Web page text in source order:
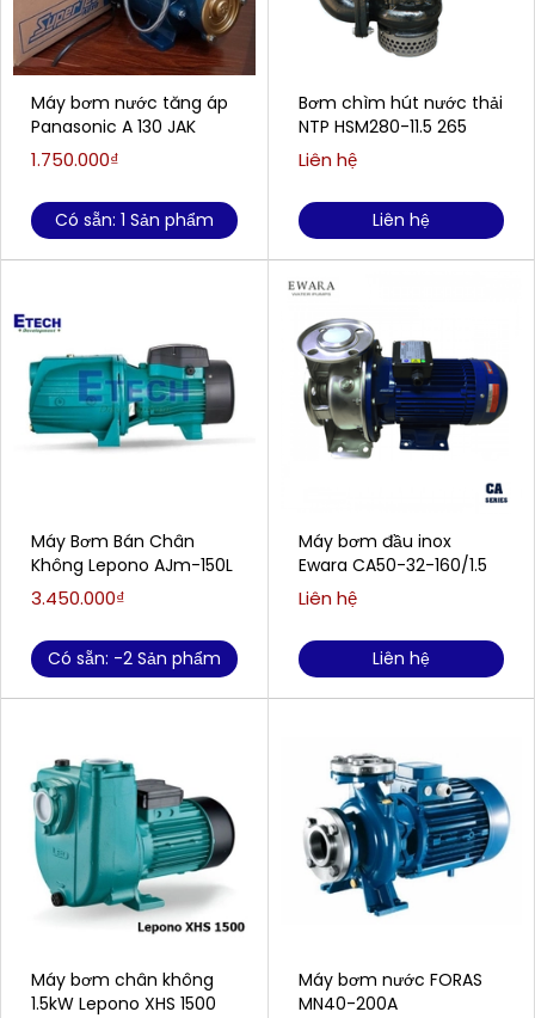
Máy bơm nước tăng áp
Panasonic A 130 JAK
1.750.000₫
Có sẵn: 1 Sản phẩm
Máy Bơm Bán Chân
Không Lepono AJm-150L
3.450.000₫
Có sẵn: -2 Sản phẩm
Máy bơm chân không
1.5kW Lepono XHS 1500
Bơm chìm hút nước thải
NTP HSM280-11.5 265
Liên hệ
Liên hệ
Máy bơm đầu inox
Ewara CA50-32-160/1.5
Liên hệ
Liên hệ
Máy bơm nước FORAS
MN40-200A